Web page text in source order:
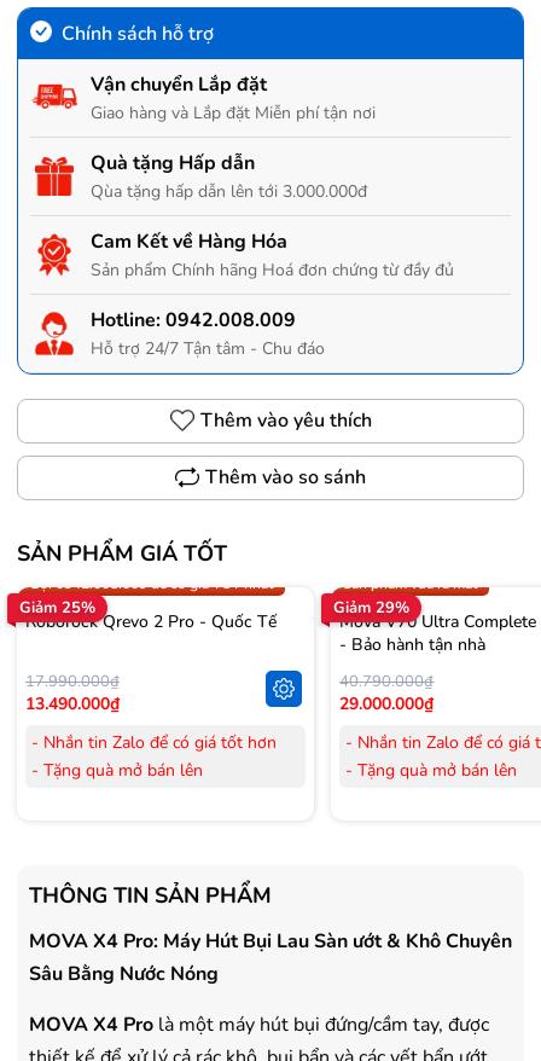
Chính sách hỗ trợ
Vận chuyển Lắp đặt
Giao hàng và Lắp đặt Miễn phí tận nơi
Quà tặng Hấp dẫn
Qùa tặng hấp dẫn lên tới 3.000.000đ
Cam Kết về Hàng Hóa
Sản phẩm Chính hãng Hoá đơn chứng từ đầy đủ
Hotline:0942.008.009
Hỗ trợ 24/7 Tận tâm - Chu đáo
Thêm vào yêu thích
Thêm vào so sánh
SẢN PHẨM GIÁ TỐT
Giảm 25%
Trợ giá 300.000đ
Gọi 0942.008.009 để có giá TỐT nhất
Roborock Qrevo 2 Pro - Quốc Tế
17.990.000₫
13.490.000₫
- Nhắn tin Zalo để có giá tốt hơn
- Tặng quà mở bán lên
- Tặng Voucher trị giá
150.000đ
mua Máy lọc Không khí
- Cam kết hàng mới 100%.
- Lắp đặt, HDSD tại nhà nội thành
- Vận chuyển Toàn Quốc.
- Bảo hành 24 tháng chính hãng
Giảm 29%
Sản phẩm vừa ra mắt
Mova V70 Ultra
- Bảo hành tận nhà
40.790.000₫
29.000.000₫
- Nhắn tin Zalo để có giá
- Tặng quà mở bán lên
- Cam kết hàng mới
- Vận chuyển Toàn Quốc.
- Bảo hành 36 tháng
THÔNG TIN SẢN PHẨM
MOVA X4 Pro: Máy Hút Bụi Lau Sàn ướt & Khô Chuyên
Sâu Bằng Nước Nóng
MOVA X4 Pro là một máy hút bụi đứng/cầm tay, được